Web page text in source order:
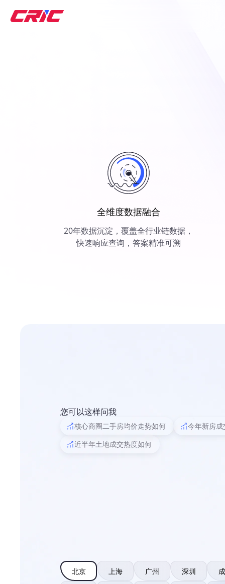
全维度数据融合
20年数据沉淀，覆盖全行业链数据，
快速响应查询，答案精准可溯
您可以这样问我
核心商圈二手房均价走势如何
今年新房
近半年土地成交热度如何
北京 上海 广州 深圳